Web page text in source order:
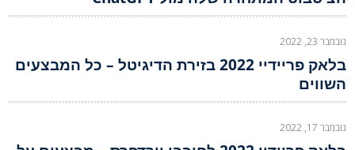
נובמבר 23, 2022
בלאק פריידיי 2022 בזירת הדיגיטל – כל המבצעים
השווים
נובמבר 17, 2022